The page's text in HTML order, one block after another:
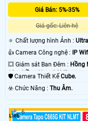
Giá Bán: 5%-35%
Giá gốc: Liên hệ
🔅 Chất lượng hình Ảnh :
👍 Camera Công nghệ : IP
💥 Giám sát Ban Đêm : Hồng
10m Hồng Ngoại SMD.
🛡 Camera Thiết KếCube.
️☣️ Chức Năng : Thu Âm.
6